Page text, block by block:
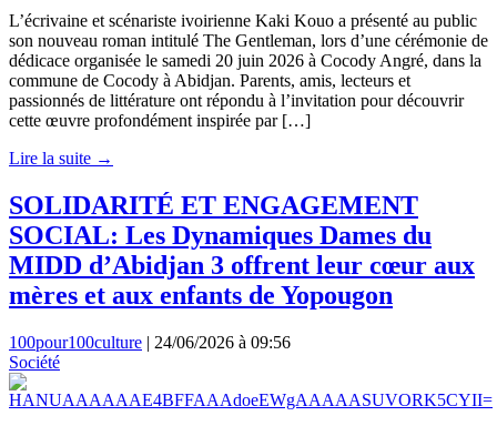
L’écrivaine et scénariste ivoirienne Kaki Kouo a présenté au public
son nouveau roman intitulé The Gentleman, lors d’une cérémonie de
dédicace organisée le samedi 20 juin 2026 à Cocody Angré, dans la
commune de Cocody à Abidjan. Parents, amis, lecteurs et
passionnés de littérature ont répondu à l’invitation pour découvrir
cette œuvre profondément inspirée par […]
Lire la suite →
SOLIDARITÉ ET ENGAGEMENT
SOCIAL: Les Dynamiques Dames du
MIDD d’Abidjan 3 offrent leur cœur aux
mères et aux enfants de Yopougon
100pour100culture | 24/06/2026 à 09:56
Société